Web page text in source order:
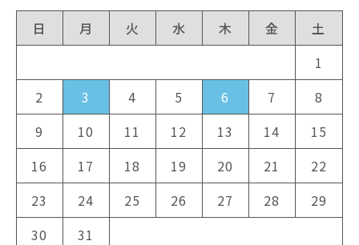
日
月 火 水 木 金
土
1
2
3 4 5 6 7
8
9
10 11 12 13 14
15
16
17 18 19 20 21
22
23
24 25 26 27 28
29
30
31